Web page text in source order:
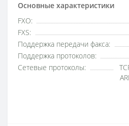
Основные характеристики
FXO:
FXS:
Поддержка передачи факса:
Поддержка протоколов:
Сетевые протоколы: